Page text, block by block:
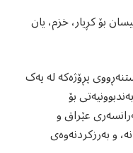
بۆ کڕیار، خزم، یان
پڕۆژەکە لە یەک
بۆ
عێراق و
و بەرزکردنەوەی